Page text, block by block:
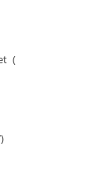
(49)